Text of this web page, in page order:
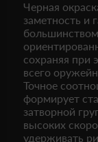
Черная
заметность и
большинством
сохраняя при
всего
Точное
формирует
затворной
высоких
удерживать